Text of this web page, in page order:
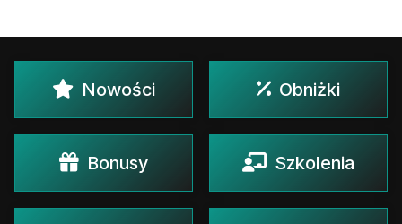
Nowości Obniżki
Bonusy Szkolenia